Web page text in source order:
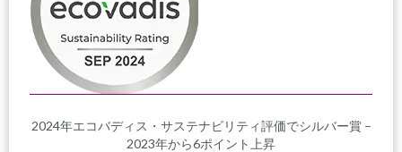
2024年エコバディス・サステナビリティ評価でシルバー賞 –
2023年から6ポイント上昇